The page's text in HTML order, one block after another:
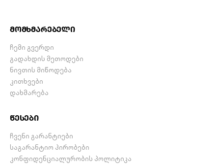
მომხმარებელი
ჩემი გვერდი
გადახდის მეთოდები
ნივთის მიწოდება
კითხვები
დახმარება
წესები
ჩვენი გარანტიები
საგარანტიო პირობები
კონფიდენციალურობის პოლიტიკა